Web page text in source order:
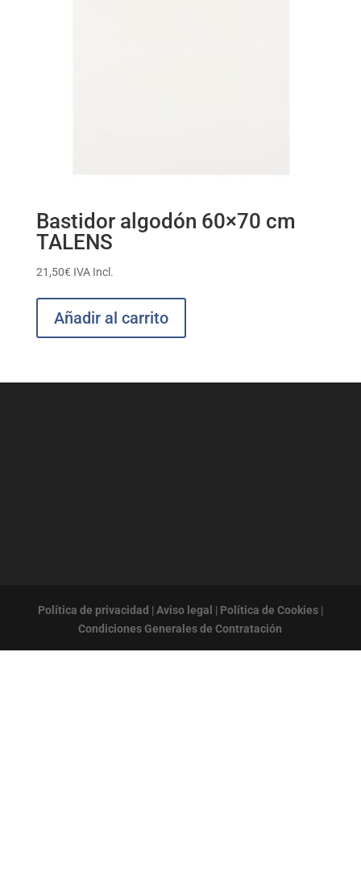
Bastidor algodón 60×70 cm
TALENS
21,50€ IVA Incl.
Añadir al carrito
Política de privacidad | Aviso legal | Política de Cookies|
Condiciones Generales de Contratación